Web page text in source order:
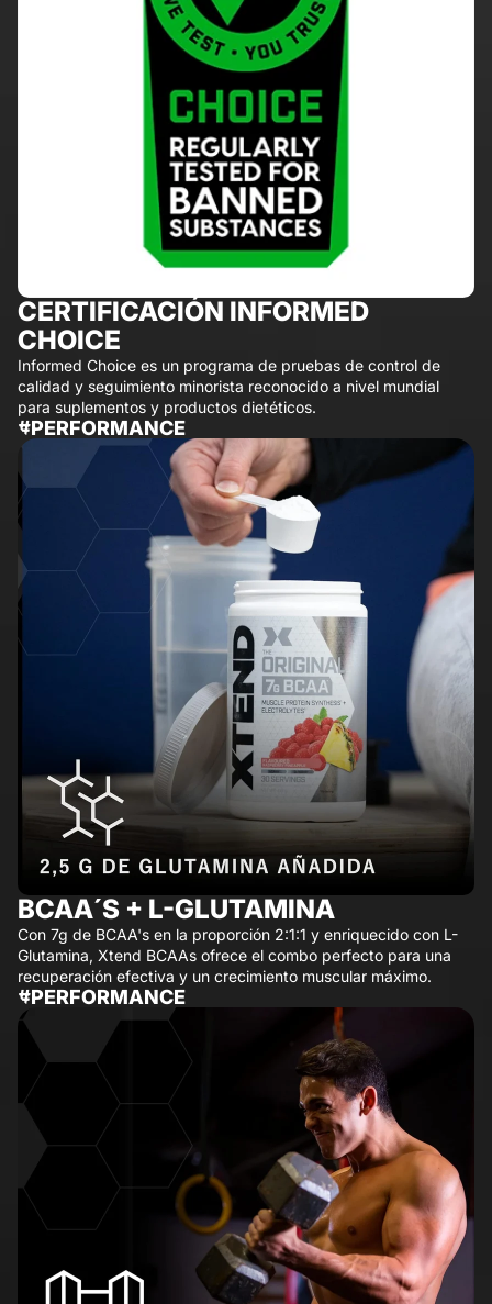
CERTIFICACIÓN INFORMED
CHOICE
Informed Choice es un programa de pruebas de control de
calidad y seguimiento minorista reconocido a nivel mundial
para suplementos y productos dietéticos.
#PERFORMANCE
BCAA´S + L-GLUTAMINA
Con 7g de BCAA's en la proporción 2:1:1 y enriquecido con L-
Glutamina, Xtend BCAAs ofrece el combo perfecto para una
recuperación efectiva y un crecimiento muscular máximo.
#PERFORMANCE